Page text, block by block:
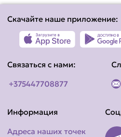
Скачайте наше приложение:
Связаться с нами:
+375447708877
Информация
Адреса наших точек